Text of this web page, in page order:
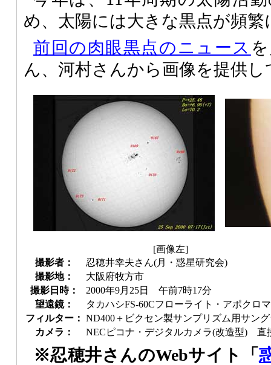
め、太陽には大きな黒点が頻
前回の肉眼黒点のニュース
ん、河村さんから画像を提供
[画像左]
撮影者：
忍穂井幸夫さん(月・惑星研究会)
撮影地：
大阪府牧方市
撮影日時：
2000年9月25日 午前7時17分
望遠鏡：
タカハシFS-60Cフローライト・アポクロ
フィルター： ND400＋ビクセン製サンプリズム用サン
カメラ：
NECピコナ・デジタルカメラ(改造型) 直
※忍穂井さんのWebサイト「